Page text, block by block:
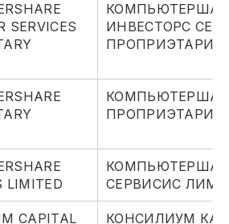
SERVICES
КОМПЬЮТЕРШАР
ИНВЕСТОРС
ПРОПРИЭТАРИ
КОМПЬЮТЕРШАР
ПРОПРИЭТАРИ
LIMITED
КОМПЬЮТЕРШАР
СЕРВИСИС
CAPITAL
КОНСИЛИУМ